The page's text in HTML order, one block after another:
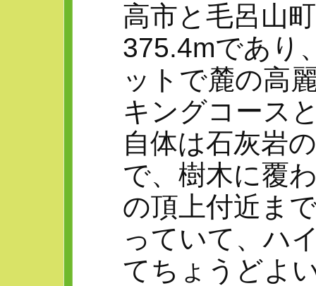
高市と毛呂山
375.4mであり
ットで麓の高
キングコース
自体は石灰岩
で、樹木に覆
の頂上付近ま
っていて、ハ
てちょうどよ